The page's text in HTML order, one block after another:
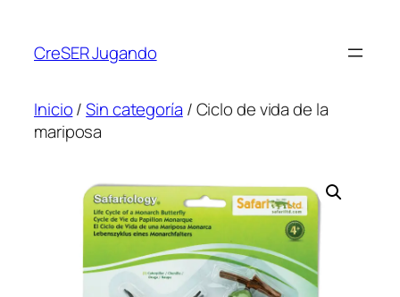
CreSER Jugando
Inicio/Sin categoría / Ciclo de vida de la
mariposa